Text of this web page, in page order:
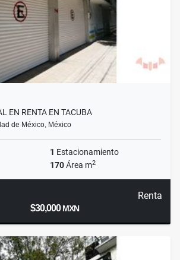
EN RENTA EN TACUBA
de México, México
1 Estacionamiento
170Área m2
Renta
$30,000MXN